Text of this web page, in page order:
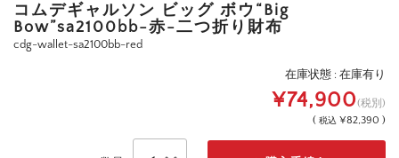
コムデギャルソン ビッグ ボウ“Big
Bow”sa2100bb-赤-二つ折り財布
cdg-wallet-sa2100bb-red
在庫状態 : 在庫有り
¥74,900(税別)
( 税込 ¥82,390 )